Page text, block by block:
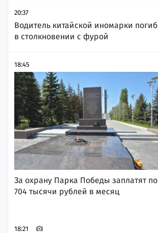
20:37
Водитель китайской иномарки погиб
в столкновении с фурой
18:45
За охрану Парка Победы заплатят по
704 тысячи рублей в месяц
18:21